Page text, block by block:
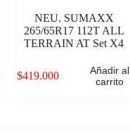
NEU. SUMAXX
265/65R17 112T ALL
TERRAIN AT Set X4
$419.000
Añadir al
carrito